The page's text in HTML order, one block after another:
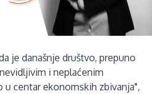
je današnje društvo, prepuno
i neplaćenim
u centar ekonomskih zbivanja",